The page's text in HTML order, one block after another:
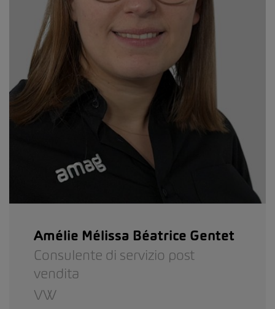
Amélie Mélissa Béatrice Gentet
Consulente di servizio post
vendita
VW